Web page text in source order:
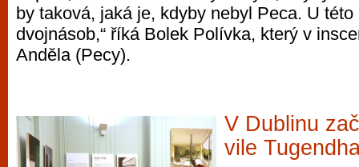
by taková, jaká je, kdyby nebyl Peca. U
dvojnásob,“ říká Bolek Polívka, který v
Anděla (Pecy).
V Dublinu
vile